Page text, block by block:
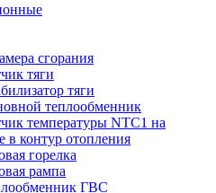
сгорания
тяги
тяги
теплообменник
температуры NTC1 на
в контур отопления
горелка
рампа
ГВС